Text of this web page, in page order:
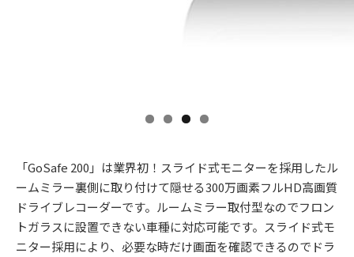
「GoSafe 200」は業界初！スライド式モニターを採用したル
ームミラー裏側に取り付けて隠せる300万画素フルHD高画質
ドライブレコーダーです。ルームミラー取付型なのでフロン
トガラスに設置できない車種に対応可能です。スライド式モ
ニター採用により、必要な時だけ画面を確認できるのでドラ